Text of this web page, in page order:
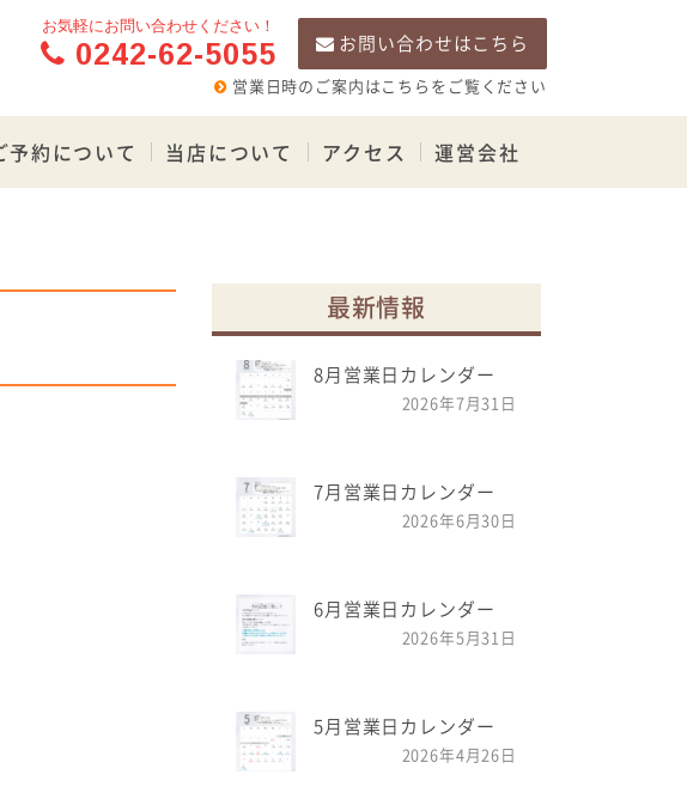
お気軽にお問い合わせください！
0242-62-5055 お問い合わせはこちら
営業日時のご案内はこちらをご覧ください
予約について 当店について アクセス 運営会社
最新情報
8月営業日カレンダー
2026年7月31日
7月営業日カレンダー
2026年6月30日
6月営業日カレンダー
2026年5月31日
5月営業日カレンダー
2026年4月26日